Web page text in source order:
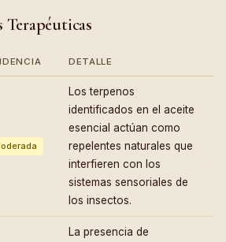
DETALLE
Los terpenos
identificados en el aceite
esencial actúan como
repelentes naturales que
interfieren con los
sistemas sensoriales de
los insectos.
La presencia de